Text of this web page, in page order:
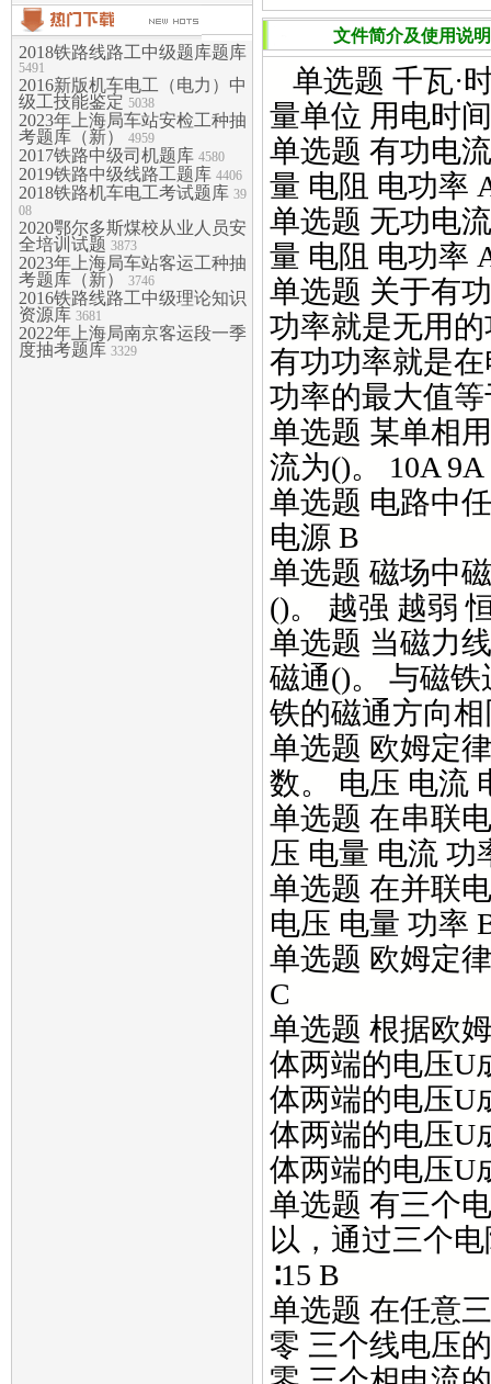
2018铁路线路工中级题库题库
5491
2016新版机车电工（电力）中
级工技能鉴定 5038
2023年上海局车站安检工种抽
考题库（新）
4959
2017铁路中级司机题库 4580
2019铁路中级线路工题库 4406
2018铁路机车电工考试题库 39
08
2020鄂尔多斯煤校从业人员安
全培训试题 3873
2023年上海局车站客运工种抽
考题库（新）
3746
2016铁路线路工中级理论知识
资源库 3681
2022年上海局南京客运段一季
度抽考题库 3329
文件简介及使用说明
单选题 千瓦·
量单位 用电时
单选题 有功电
量 电阻 电功率
单选题 无功电
量 电阻 电功率
单选题 关于有
功率就是无用
有功功率就是
功率的最大值
单选题 某单相
流为()。 10A 9A
单选题 电路中
电源 B
单选题 磁场中
()。 越强 越弱
单选题 当磁力
磁通()。 与磁
铁的磁通方向
单选题 欧姆定
数。 电压 电流
单选题 在串联
压 电量 电流 功
单选题 在并联
电压 电量 功率
单选题 欧姆定
C
单选题 根据欧
体两端的电压U
体两端的电压U
体两端的电压U
体两端的电压U
单选题 有三个
以，通过三个电
∶15 B
单选题 在任意
零 三个线电压